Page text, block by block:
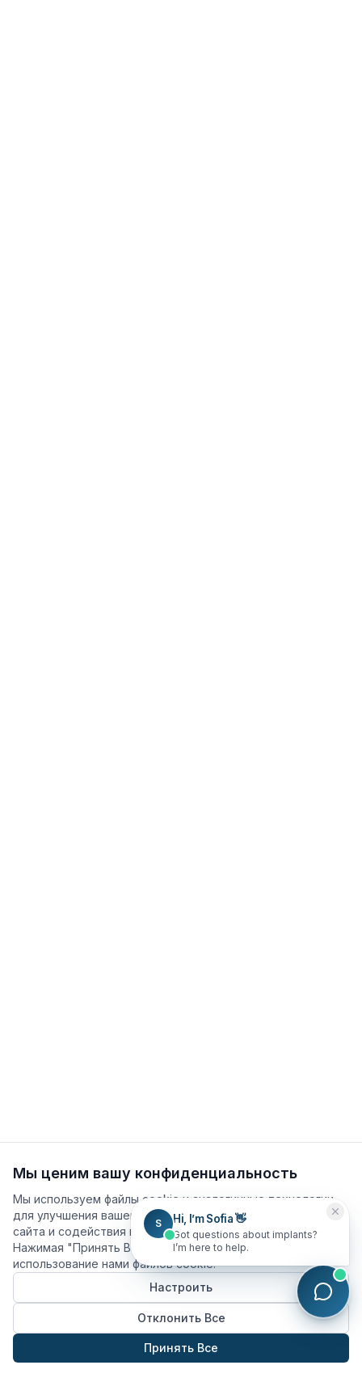
Мы ценим вашу конфиденциальность
Мы используем файлы cookie и аналогичные технологии
для улучшения вашего опыта, анализа использования
сайта и содействия нашим маркетинговым усилиям.
Нажимая "Принять Все", вы соглашаетесь на
использование нами файлов cookie.
Настроить
Отклонить Все
Принять Все